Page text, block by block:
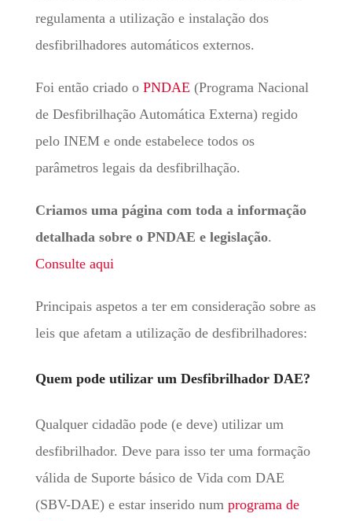
regulamenta a utilização e instalação dos
desfibrilhadores automáticos externos.
Foi então criado o PNDAE (Programa Nacional
de Desfibrilhação Automática Externa) regido
pelo INEM e onde estabelece todos os
parâmetros legais da desfibrilhação.
Criamos uma página com toda a informação
detalhada sobre o PNDAE e legislação.
Consulte aqui
Principais aspetos a ter em consideração sobre as
leis que afetam a utilização de desfibrilhadores:
Quem pode utilizar um Desfibrilhador DAE?
Qualquer cidadão pode (e deve) utilizar um
desfibrilhador. Deve para isso ter uma formação
válida de Suporte básico de Vida com DAE
(SBV-DAE) e estar inserido num programa de